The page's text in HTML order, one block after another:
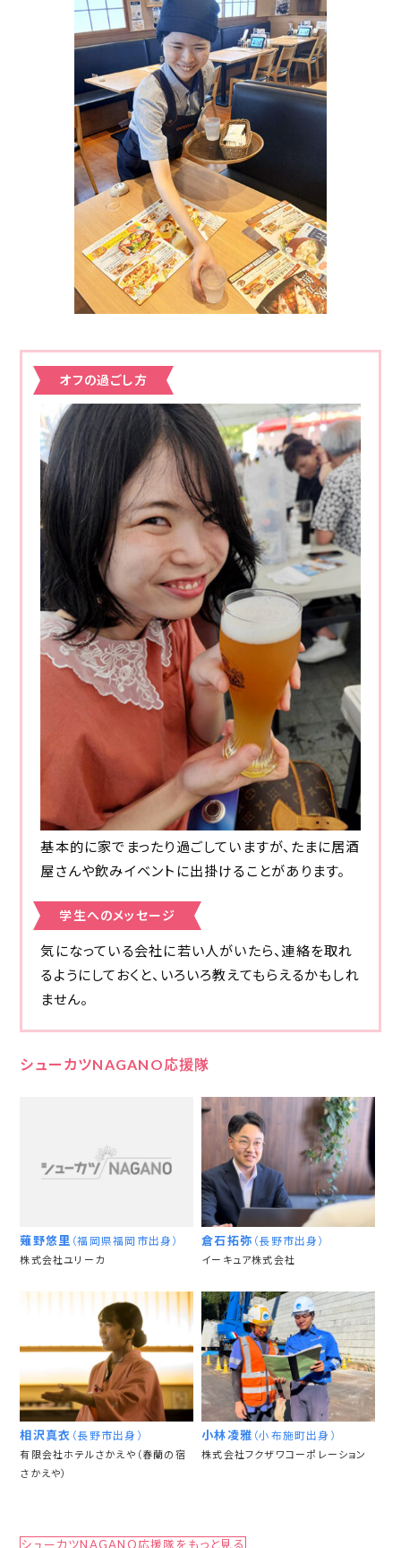
オフの過ごし方
基本的に家でまったり過ごしていますが、たまに居酒
屋さんや飲みイベントに出掛けることがあります。
学生へのメッセージ
気になっている会社に若い人がいたら、連絡を取れ
るようにしておくと、いろいろ教えてもらえるかもしれ
ません。
シューカツNAGANO応援隊
薙野悠里 （福岡県福岡市出身）
株式会社ユリーカ
倉石拓弥 （長野市出身）
イーキュア株式会社
相沢真衣 （長野市出身）
有限会社ホテルさかえや（春蘭の宿
さかえや）
小林凌雅 （小布施町出身）
株式会社フクザワコーポレーション
シューカツNAGANO応援隊をもっと見る